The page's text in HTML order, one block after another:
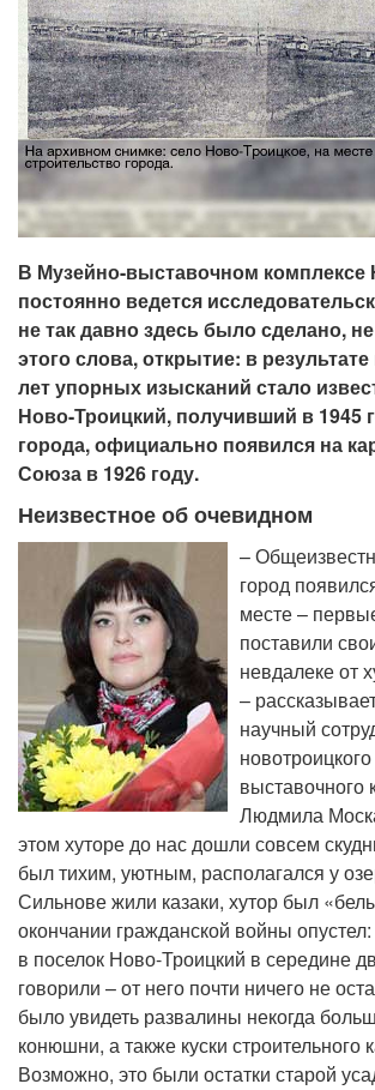
В Музейно-выставочном комплексе
постоянно ведется
не так давно здесь было сделано,
этого слова, открытие: в
лет упорных изысканий стало
Ново-Троицкий, получивший в 1945
города, официально появился на
Союза в 1926 году.
Неизвестное об очевидном
–
город
месте –
поставили
невдалеке от
–
научный
выставочного
Людмила
этом хуторе до нас дошли совсем
был тихим, уютным, располагался у
Сильнове жили казаки, хутор был
окончании гражданской войны
в поселок Ново-Троицкий в середине
говорили – от него почти ничего не
было увидеть развалины некогда
конюшни, а также куски строительного
Возможно, это были остатки старой